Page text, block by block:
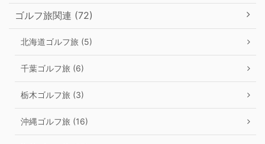
ゴルフ旅関連 (72)
北海道ゴルフ旅 (5)
千葉ゴルフ旅 (6)
栃木ゴルフ旅 (3)
沖縄ゴルフ旅 (16)